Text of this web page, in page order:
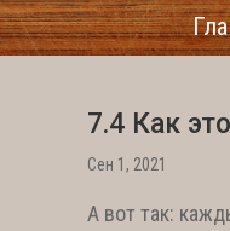
7.4 Как
Сен 1, 2021
А вот так: